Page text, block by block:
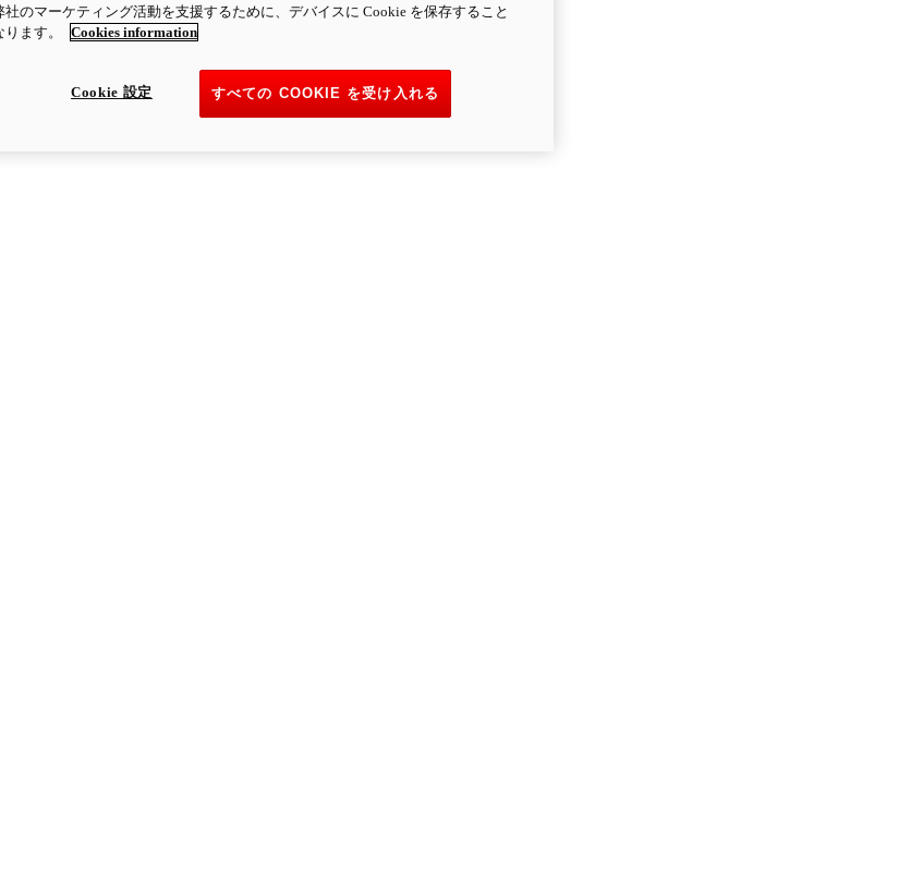
のマーケティング活動を支援するために、デバイスに Cookie を保存すること
ます。
Cookies information
すべての COOKIE を受け入れる
Cookie 設定